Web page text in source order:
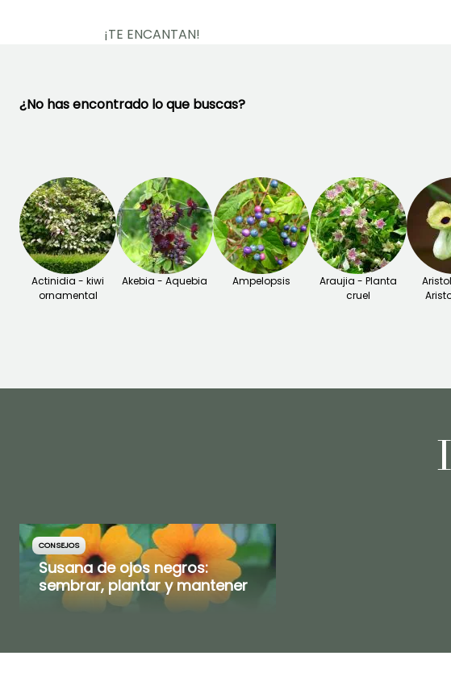
¡TE ENCANTAN!
¿No has encontrado lo que buscas?
Actinidia - kiwi
ornamental
Akebia - Aquebia Ampelopsis
Araujia - Planta
cruel
CONSEJOS
Susana de ojos negros:
sembrar, plantar y mantener